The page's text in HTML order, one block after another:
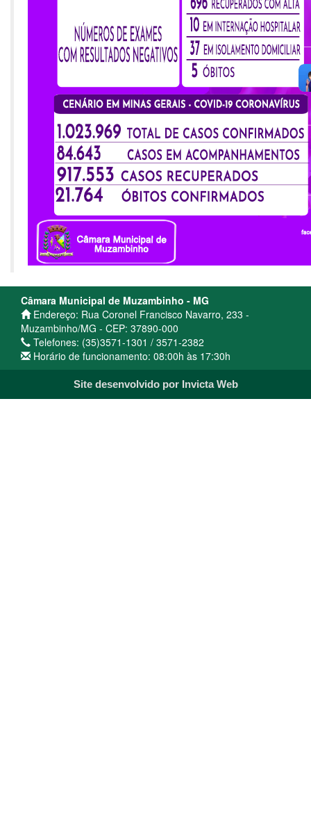
Câmara Municipal de Muzambinho - MG
Endereço: Rua Coronel Francisco Navarro, 233 -
Muzambinho/MG - CEP: 37890-000
Telefones: (35)3571-1301 / 3571-2382
Horário de funcionamento: 08:00h às 17:30h
Site desenvolvido por Invicta Web